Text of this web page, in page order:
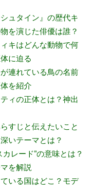
ュタイン』の歴代キ
を演じた俳優は誰？
キはどんな動物で何
に迫る
連れている鳥の名前
を紹介
ィの正体とは？神出
すじと伝えたいこと
いテーマとは？
カレード”の意味とは？
を解説
いる国はどこ？モデ